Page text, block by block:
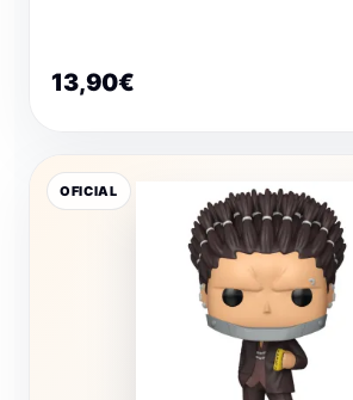
13,90€
OFICIAL